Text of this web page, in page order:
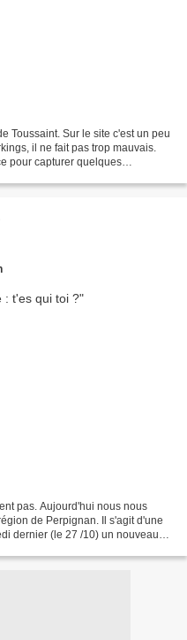
Toussaint. Sur le site c'est un peu
il ne fait pas trop mauvais.
pour capturer quelques
pas. Aujourd'hui nous nous
de Perpignan. Il s'agit d'une
dernier (le 27 /10) un nouveau